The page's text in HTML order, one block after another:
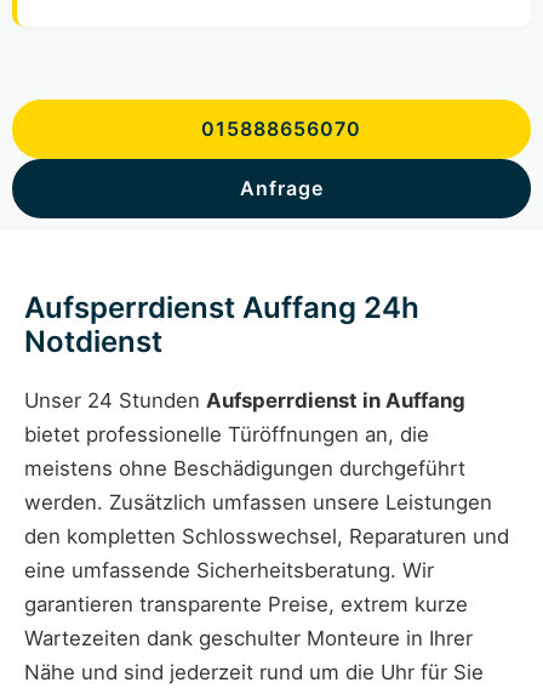
015888656070
Anfrage
Aufsperrdienst Auffang 24h
Notdienst
Unser 24 Stunden Aufsperrdienst in Auffang
bietet professionelle Türöffnungen an, die
meistens ohne Beschädigungen durchgeführt
werden. Zusätzlich umfassen unsere Leistungen
den kompletten Schlosswechsel, Reparaturen und
eine umfassende Sicherheitsberatung. Wir
garantieren transparente Preise, extrem kurze
Wartezeiten dank geschulter Monteure in Ihrer
Nähe und sind jederzeit rund um die Uhr für Sie